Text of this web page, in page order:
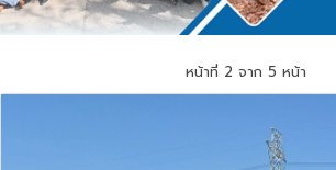
หน้าที่ 2 จาก 5 หน้า